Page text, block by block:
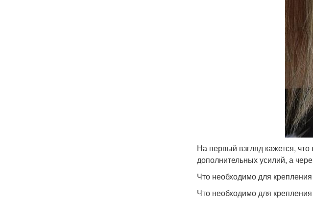
На первый взгляд кажется,
дополнительных усилий, а
Что необходимо для
Что необходимо для